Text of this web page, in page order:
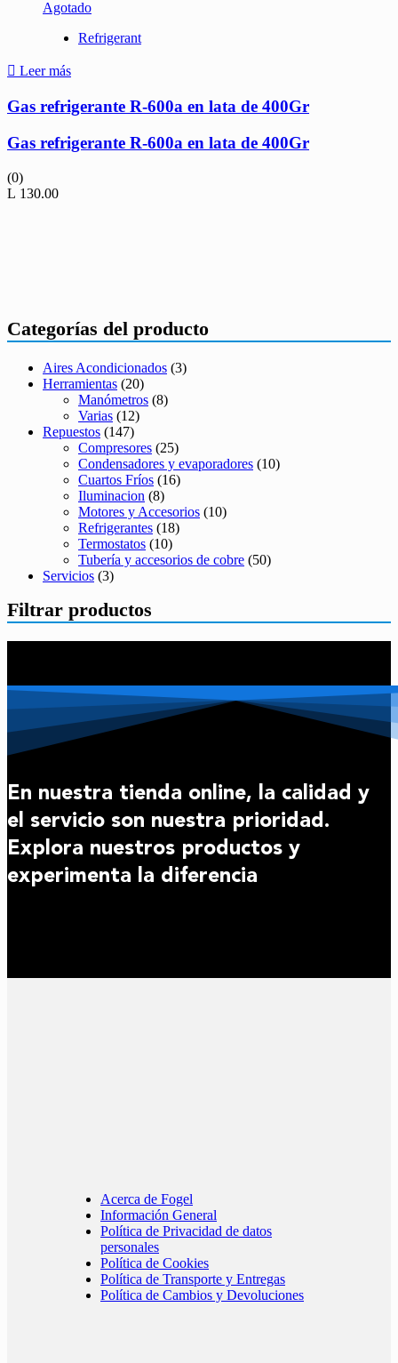
Agotado
Refrigerant
Leer más
Gas refrigerante R-600a en lata de 400Gr
Gas refrigerante R-600a en lata de 400Gr
(0)
L 130.00
Categorías del producto
Aires Acondicionados (3)
Herramientas (20)
Manómetros (8)
Varias (12)
Repuestos (147)
Compresores (25)
Condensadores y evaporadores (10)
Cuartos Fríos (16)
Iluminacion (8)
Motores y Accesorios (10)
Refrigerantes (18)
Termostatos (10)
Tubería y accesorios de cobre (50)
Servicios (3)
Filtrar productos
En nuestra tienda online, la calidad y
el servicio son nuestra prioridad.
Explora nuestros productos y
experimenta la diferencia
Acerca de Fogel
Información General
Política de Privacidad de datos
personales
Política de Cookies
Política de Transporte y Entregas
Política de Cambios y Devoluciones